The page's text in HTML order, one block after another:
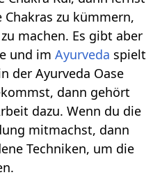
zu kümmern,
machen. Es gibt aber
und imAyurveda spielt
der Ayurveda Oase
dann gehört
dazu. Wenn du die
mitmachst, dann
Techniken, um die